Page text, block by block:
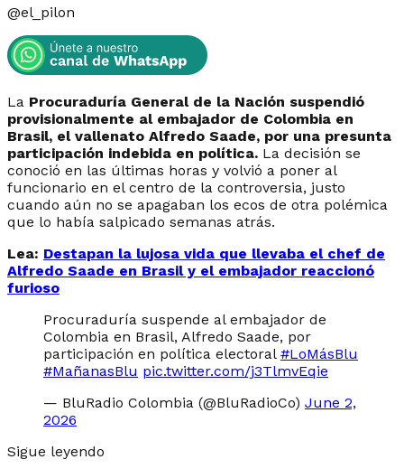
@el_pilon
La Procuraduría General de la Nación suspendió
provisionalmente al embajador de Colombia en
Brasil, el vallenato Alfredo Saade, por una presunta
participación indebida en política. La decisión se
conoció en las últimas horas y volvió a poner al
funcionario en el centro de la controversia, justo
cuando aún no se apagaban los ecos de otra polémica
que lo había salpicado semanas atrás.
Lea: Destapan la lujosa vida que llevaba el chef de
Alfredo Saade en Brasil y el embajador reaccionó
furioso
Procuraduría suspende al embajador de
Colombia en Brasil, Alfredo Saade, por
participación en política electoral #LoMásBlu
#MañanasBlu pic.twitter.com/j3TlmvEqie
— BluRadio Colombia (@BluRadioCo) June 2,
2026
Sigue leyendo